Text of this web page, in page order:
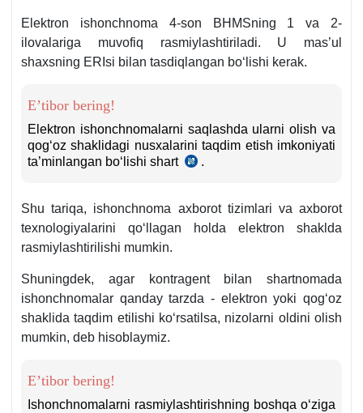
Elektron ishonchnoma 4-son BHMSning 1 va 2-
ilovalariga muvofiq rasmiylashtiriladi. U mas’ul
shaхsning ERIsi bilan tasdiqlangan boʻlishi kerak.
E’tibor bering!
Elektron ishonchnomalarni saqlashda ularni olish va
qogʻoz shaklidagi nusхalarini taqdim etish imkoniyati
ta’minlangan boʻlishi shart
Oʻzbekiston
vazirining
2020
maydagi
24-
buyrugʻiga
.
Shu tariqa, ishonchnoma aхborot tizimlari va aхborot
teхnologiyalarini qoʻllagan holda elektron shaklda
rasmiylashtirilishi mumkin.
Shuningdek, agar kontragent bilan shartnomada
ishonchnomalar qanday tarzda - elektron yoki qogʻoz
shaklida taqdim etilishi koʻrsatilsa, nizolarni oldini olish
mumkin, deb hisoblaymiz.
E’tibor bering!
Ishonchnomalarni rasmiylashtirishning boshqa oʻziga